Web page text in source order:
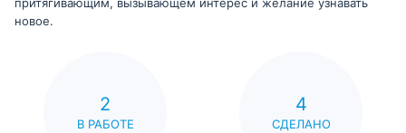
притягивающим, вызывающем интерес и желание узнавать
новое.
2
В РАБОТЕ
4
СДЕЛАНО